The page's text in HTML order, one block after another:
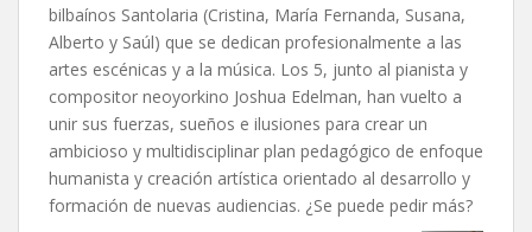
bilbaínos Santolaria (Cristina, María Fernanda, Susana,
Alberto y Saúl) que se dedican profesionalmente a las
artes escénicas y a la música. Los 5, junto al pianista y
compositor neoyorkino Joshua Edelman, han vuelto a
unir sus fuerzas, sueños e ilusiones para crear un
ambicioso y multidisciplinar plan pedagógico de enfoque
humanista y creación artística orientado al desarrollo y
formación de nuevas audiencias. ¿Se puede pedir más?